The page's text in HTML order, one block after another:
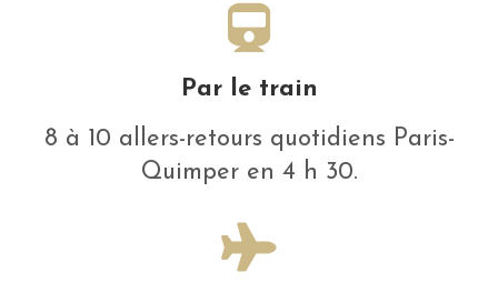
Par le train
8 à 10 allers-retours quotidiens Paris-
Quimper en 4 h 30.